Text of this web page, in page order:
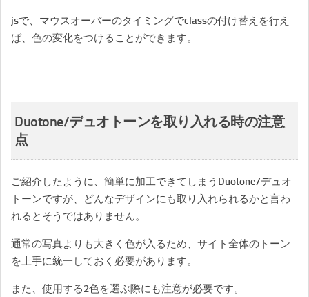
jsで、マウスオーバーのタイミングでclassの付け替えを行え
ば、色の変化をつけることができます。
Duotone/デュオトーンを取り入れる時の注意
点
ご紹介したように、簡単に加工できてしまうDuotone/デュオ
トーンですが、どんなデザインにも取り入れられるかと言わ
れるとそうではありません。
通常の写真よりも大きく色が入るため、サイト全体のトーン
を上手に統一しておく必要があります。
また、使用する2色を選ぶ際にも注意が必要です。